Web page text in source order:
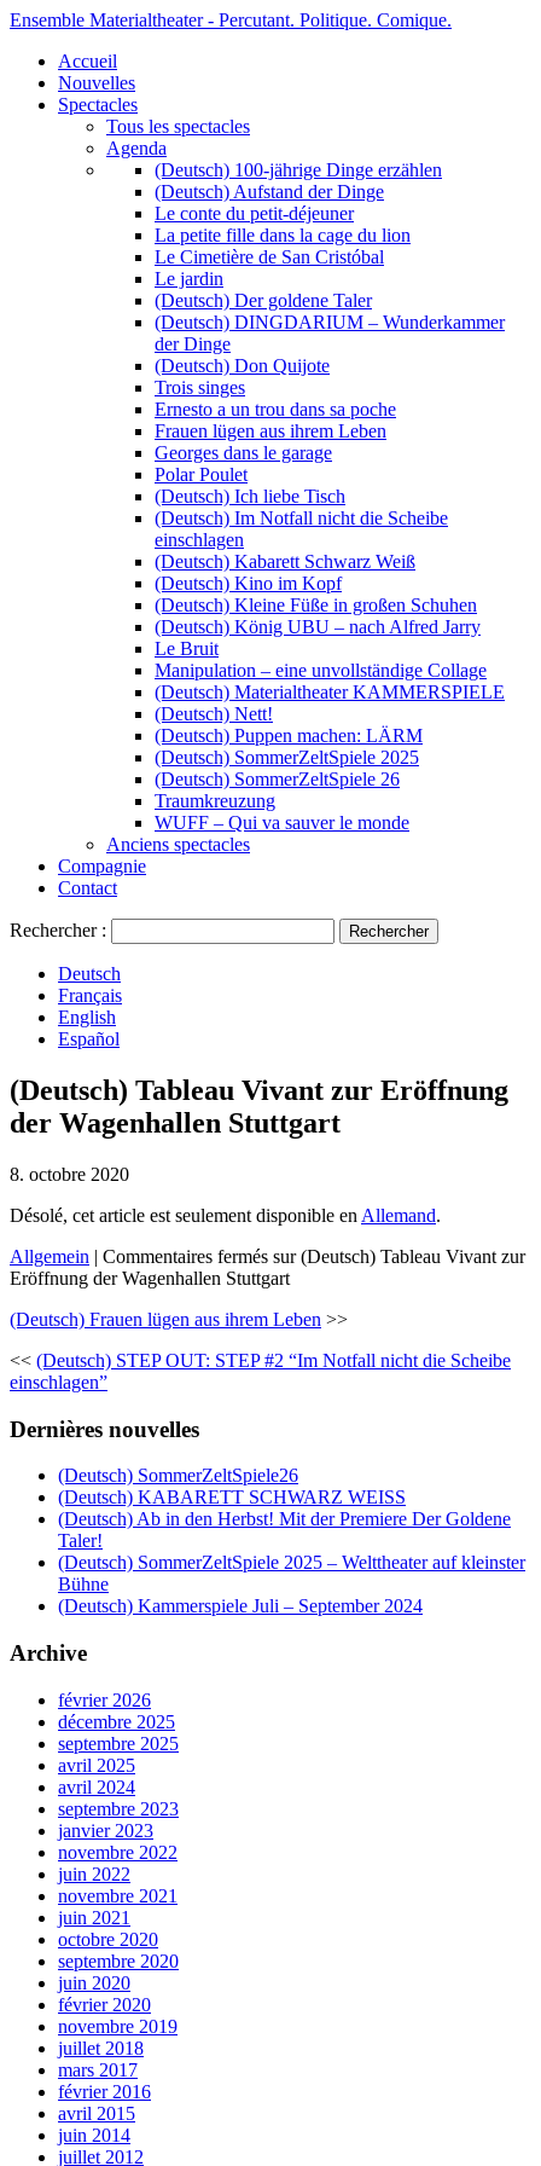
Ensemble Materialtheater - Percutant. Politique. Comique.
Accueil
Nouvelles
Spectacles
Tous les spectacles
Agenda
(Deutsch) 100-jährige Dinge erzählen
(Deutsch) Aufstand der Dinge
Le conte du petit-déjeuner
La petite fille dans la cage du lion
Le Cimetière de San Cristóbal
Le jardin
(Deutsch) Der goldene Taler
(Deutsch) DINGDARIUM – Wunderkammer
der Dinge
(Deutsch) Don Quijote
Trois singes
Ernesto a un trou dans sa poche
Frauen lügen aus ihrem Leben
Georges dans le garage
Polar Poulet
(Deutsch) Ich liebe Tisch
(Deutsch) Im Notfall nicht die Scheibe
einschlagen
(Deutsch) Kabarett Schwarz Weiß
(Deutsch) Kino im Kopf
(Deutsch) Kleine Füße in großen Schuhen
(Deutsch) König UBU – nach Alfred Jarry
Le Bruit
Manipulation – eine unvollständige Collage
(Deutsch) Materialtheater KAMMERSPIELE
(Deutsch) Nett!
(Deutsch) Puppen machen: LÄRM
(Deutsch) SommerZeltSpiele 2025
(Deutsch) SommerZeltSpiele 26
Traumkreuzung
WUFF – Qui va sauver le monde
Anciens spectacles
Compagnie
Contact
Rechercher :
Deutsch
Français
English
Español
(Deutsch) Tableau Vivant zur Eröffnung
der Wagenhallen Stuttgart
8. octobre 2020
Désolé, cet article est seulement disponible en Allemand.
Allgemein | Commentaires fermés sur (Deutsch) Tableau Vivant zur
Eröffnung der Wagenhallen Stuttgart
(Deutsch) Frauen lügen aus ihrem Leben >>
<< (Deutsch) STEP OUT: STEP #2 “Im Notfall nicht die Scheibe
einschlagen”
Dernières nouvelles
(Deutsch) SommerZeltSpiele26
(Deutsch) KABARETT SCHWARZ WEISS
(Deutsch) Ab in den Herbst! Mit der Premiere Der Goldene
Taler!
(Deutsch) SommerZeltSpiele 2025 – Welttheater auf kleinster
Bühne
(Deutsch) Kammerspiele Juli – September 2024
Archive
février 2026
décembre 2025
septembre 2025
avril 2025
avril 2024
septembre 2023
janvier 2023
novembre 2022
juin 2022
novembre 2021
juin 2021
octobre 2020
septembre 2020
juin 2020
février 2020
novembre 2019
juillet 2018
mars 2017
février 2016
avril 2015
juin 2014
juillet 2012